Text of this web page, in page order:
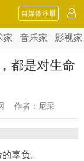
自媒体注册
家 音乐家 影视家
都是对生命
作者：尼采
辜负。